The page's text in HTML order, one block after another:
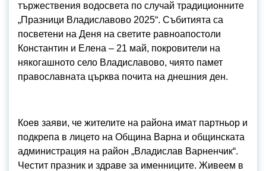
тържествения водосвета по случай традиционните
„Празници Владиславово 2025“. Събитията са
посветени на Деня на светите равноапостоли
Константин и Елена – 21 май, покровители на
някогашното село Владиславово, чиято памет
православната църква почита на днешния ден.
Коев заяви, че жителите на района имат партньор и
подкрепа в лицето на Община Варна и общинската
администрация на район „Владислав Варненчик“.
Честит празник и здраве за именниците. Живеем в